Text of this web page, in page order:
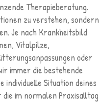
Therapieberatung.
zu verstehen, sondern
Je nach Krankheitsbild
Vitalpilze,
oder
immer die bestehende
individuelle Situation deines
die im normalen Praxisalltag